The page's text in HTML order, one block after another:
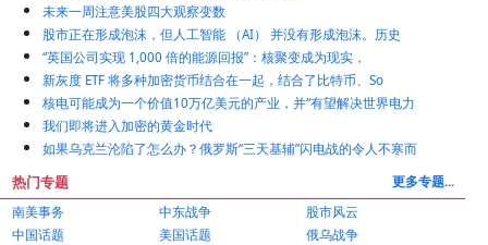
未来一周注意美股四大观察变数
股市正在形成泡沫，但人工智能 （AI） 并没有形成泡沫。历史
“英国公司实现 1,000 倍的能源回报”：核聚变成为现实，
新灰度 ETF 将多种加密货币结合在一起，结合了比特币、So
核电可能成为一个价值10万亿美元的产业，并“有望解决世界电力
我们即将进入加密的黄金时代
如果乌克兰沦陷了怎么办？俄罗斯“三天基辅”闪电战的令人不寒而
热门专题
更多专题...
南美事务
中东战争
股市风云
中国话题
美国话题
俄乌战争